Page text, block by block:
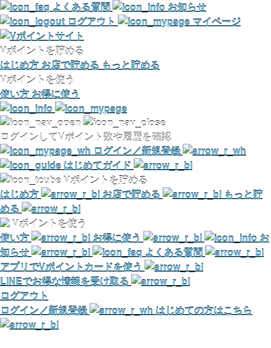
よくある質問
お知らせ
ログアウト
マイページ
Vポイントを貯める
はじめ方 お店で貯める もっと貯める
Vポイントを使う
使い方 お得に使う
ログインしてVポイント数や履歴を確認
ログイン／新規登録
はじめてガイド
Vポイントを貯める
はじめ方
お店で貯める
もっと貯
める
Vポイントを使う
使い方
お得に使う
お
知らせ
よくある質問
アプリでVポイントカードを使う
LINEでお得な情報を受け取る
ログアウト
ログイン／新規登録
はじめての方はこちら